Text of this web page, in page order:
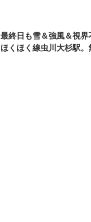
最終日も雪＆強風＆視
ほくほく線虫川大杉駅。